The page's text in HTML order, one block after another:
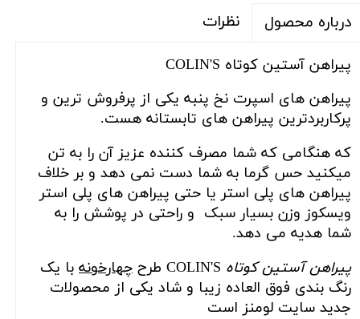
درباره محصول نظرات
پیراهن آستین کوتاه COLIN'S
پیراهن های اسپرت نخ پنبه یکی از پرفروش ترین و
پرکاربردترین پیراهن های تابستانه هست.
که هنگامی که شما مصرف کننده عزیز آن را به تن
میکنید حس گرما به شما دست نمی دهد و بر خلاف
پیراهن های پلی استر یا حتی پیراهن های پلی استر
ویسکوز وزن بسیار سبک و راحتی در پوشش را به
شما هدیه می دهد.
پیراهن آستین کوتاه
چهارخونه با یک
رنگ بندی فوق العاده زیبا و شاد یکی از محصولات
جدید سایت لومنز است